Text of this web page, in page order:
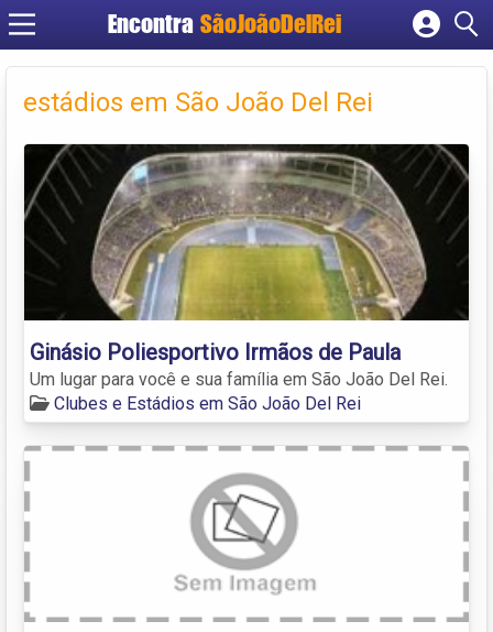
Encontra SãoJoãoDelRei
Cadastrar empresa
Fazer login
Criar conta
estádios em São João Del Rei
Ginásio Poliesportivo Irmãos de Paula
Um lugar para você e sua família em São João Del Rei.
Clubes e Estádios em São João Del Rei